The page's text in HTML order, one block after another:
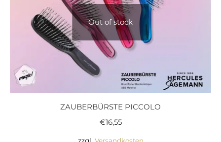
Out of stock
ZAUBERBÜRSTE PICCOLO
€16,55